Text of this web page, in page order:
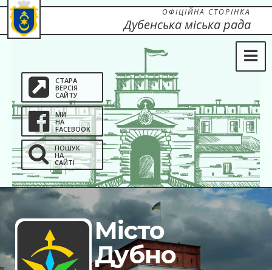
СТАРА
ВЕРСІЯ
САЙТУ
МИ
НА
FACEBOOK
ПОШУК
НА
САЙТІ
ОФІЦІЙНА СТОРІНКА
Дубенська міська рада
Місто
Дубно